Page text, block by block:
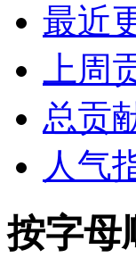
最近
上周
总贡
人气
按字母